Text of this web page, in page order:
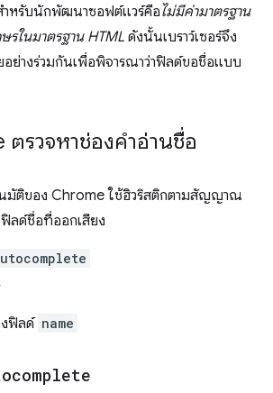
หรับนักพัฒนาซอฟต์แวร์คือไม่มีค่ามาตรฐาน
ในมาตรฐาน HTML ดังนั้นเบราว์เซอร์จึง
างร่วมกันเพื่อพิจารณาว่าฟิลด์ขอชื่อแบบ
รวจหาช่องคำอ่านชื่อ
มัติของ Chrome ใช้ฮิวริสติกตามสัญญาณ
ลด์ชื่อที่ออกเสียง
ฟิลด์ name